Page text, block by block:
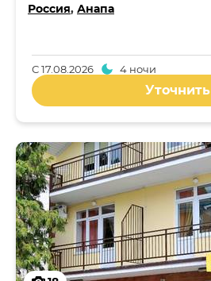
Россия, Анапа
С17.08.2026 4 ночи
Уточнить